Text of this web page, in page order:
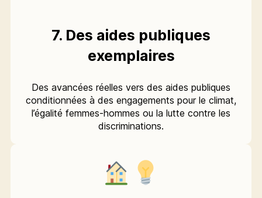
7. Des aides publiques
exemplaires
Des avancées réelles vers des aides publiques
conditionnées à des engagements pour le climat,
l’égalité femmes-hommes ou la lutte contre les
discriminations.